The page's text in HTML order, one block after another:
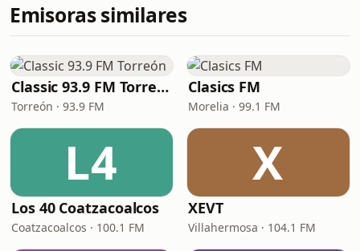
Emisoras similares
Classic 93.9 FM Torreón
Torreón · 93.9 FM
Clasics FM
Morelia · 99.1 FM
L4
Los 40 Coatzacoalcos
Coatzacoalcos · 100.1 FM
X
XEVT
Villahermosa · 104.1 FM